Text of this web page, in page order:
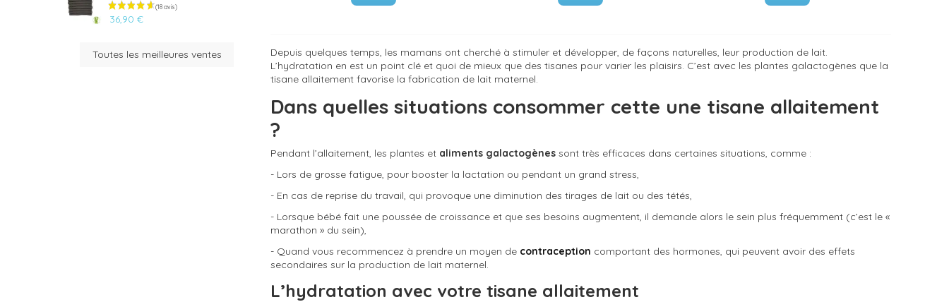
Depuis quelques temps, les mamans ont cherché à stimuler et développer, de façons naturelles, leur production de lait.
L’hydratation en est un point clé et quoi de mieux que des tisanes pour varier les plaisirs. C’est avec les plantes galactogènes que la
tisane allaitement favorise la fabrication de lait maternel.
Dans quelles situations consommer cette une tisane allaitement
?
Pendant l’allaitement, les plantes et aliments galactogènessont très efficaces dans certaines situations, comme :
- Lors de grosse fatigue, pour booster la lactation ou pendant un grand stress,
- En cas de reprise du travail, qui provoque une diminution des tirages de lait ou des tétés,
- Lorsque bébé fait une poussée de croissance et que ses besoins augmentent, il demande alors le sein plus fréquemment (c’est le «
marathon » du sein),
- Quand vous recommencez à prendre un moyen de contraception comportant des hormones, qui peuvent avoir des effets
secondaires sur la production de lait maternel.
L’hydratation avec votre tisane allaitement
(35 avis)
(36 avis)
(26 avis)
36,90 €
Toutes les meilleures ventes